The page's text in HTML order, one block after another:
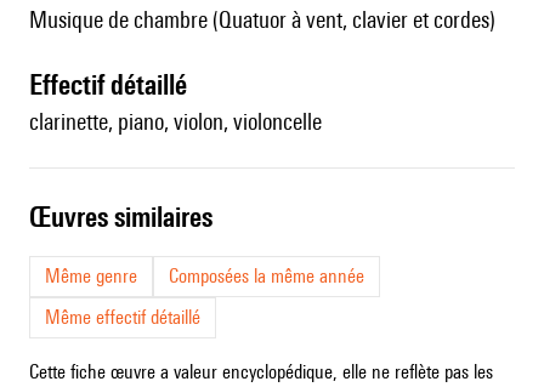
Musique de chambre (Quatuor à vent, clavier et cordes)
effectif détaillé
clarinette, piano, violon, violoncelle
œuvres similaires
Même genre
Composées la même année
Même effectif détaillé
Cette fiche œuvre a valeur encyclopédique, elle ne reflète pas les